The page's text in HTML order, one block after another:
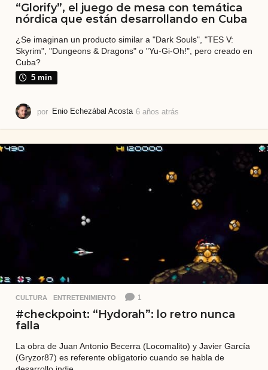
“Glorify”, el juego de mesa con temática
nórdica que están desarrollando en Cuba
¿Se imaginan un producto similar a "Dark Souls", "TES V:
Skyrim", "Dungeons & Dragons" o "Yu-Gi-Oh!", pero creado en
Cuba?
5 min
por Enio Echezábal Acosta 6 años atrás
o
CULTURA ,ENTRETENIMIENTO 1
#checkpoint: “Hydorah”: lo retro nunca
falla
La obra de Juan Antonio Becerra (Locomalito) y Javier García
(Gryzor87) es referente obligatorio cuando se habla de